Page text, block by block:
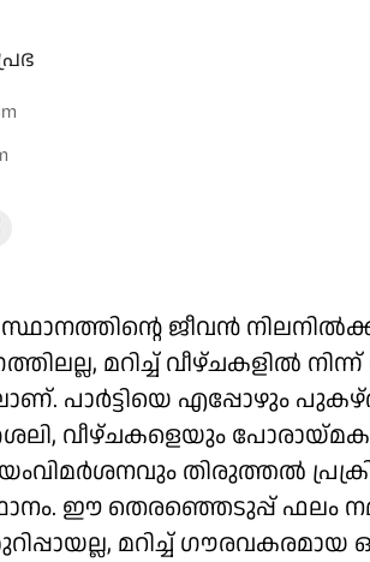
ജീവൻ
മറിച്ച് വീഴ്ചകളിൽ
പാർട്ടിയെ എപ്പോഴും
ശൈലി, വീഴ്ചകളെയും
തിരുത്തൽ
ഈ തെരഞ്ഞെടുപ്പ് ഫലം
മറിച്ച് ഗൗരവകരമായ